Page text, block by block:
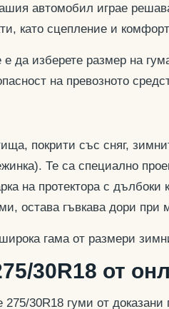
автомобил играе
като сцепление и
да изберете размер на
на превозното
покрити със сняг,
Те са специално
на протектора с дълбоки
остава гъвкава дори
гама от размери
30R18 от
30R18 гуми от